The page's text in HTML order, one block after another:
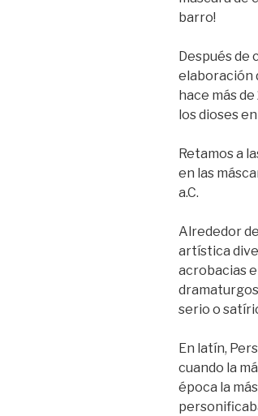
barro!
Después de
elaboración
hace más
los dioses
Retamos a
en las
a.C.
Alrededor
artística
acrobacias
serio o
En latín,
cuando la
época la